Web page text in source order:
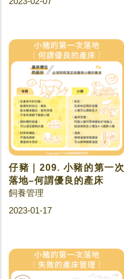
仔豬｜209. 小豬的第一次
落地–何謂優良的產床
飼養管理
2023-01-17